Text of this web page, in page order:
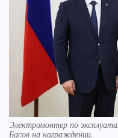
Электромонтер по
Басов на награждении.